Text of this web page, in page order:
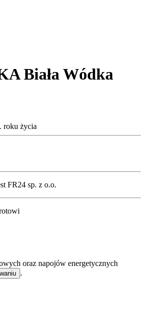
Biała Wódka
roku życia
FR24 sp. z o.o.
oraz napojów energetycznych
.